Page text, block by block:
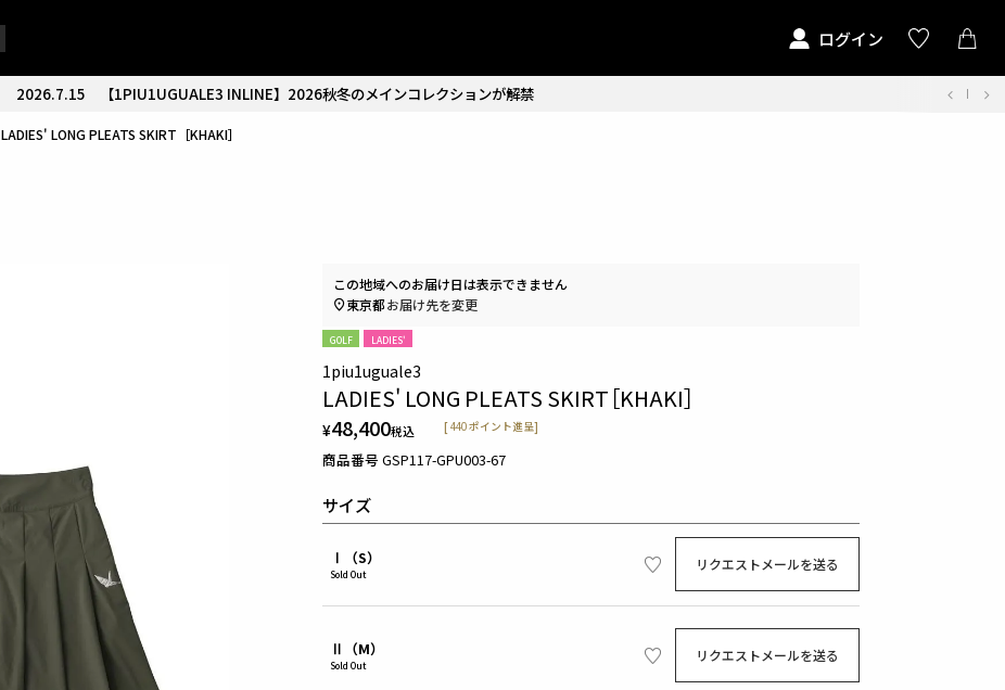
ログイン
2026.7.15 【1PIU1UGUALE3 INLINE】2026秋冬のメインコレクションが解禁
LADIES' LONG PLEATS SKIRT［KHAKI］
GOLF LADIES'
1piu1uguale3
LADIES' LONG PLEATS SKIRT［KHAKI］
¥48,400税込 [440ポイント進呈]
商品番号 GSP117-GPU003-67
サイズ
Ⅰ（S）
Sold Out
リクエストメールを送る
Ⅱ（M）
Sold Out
リクエストメールを送る
この地域へのお届け日は表示できません
東京都お届け先を変更